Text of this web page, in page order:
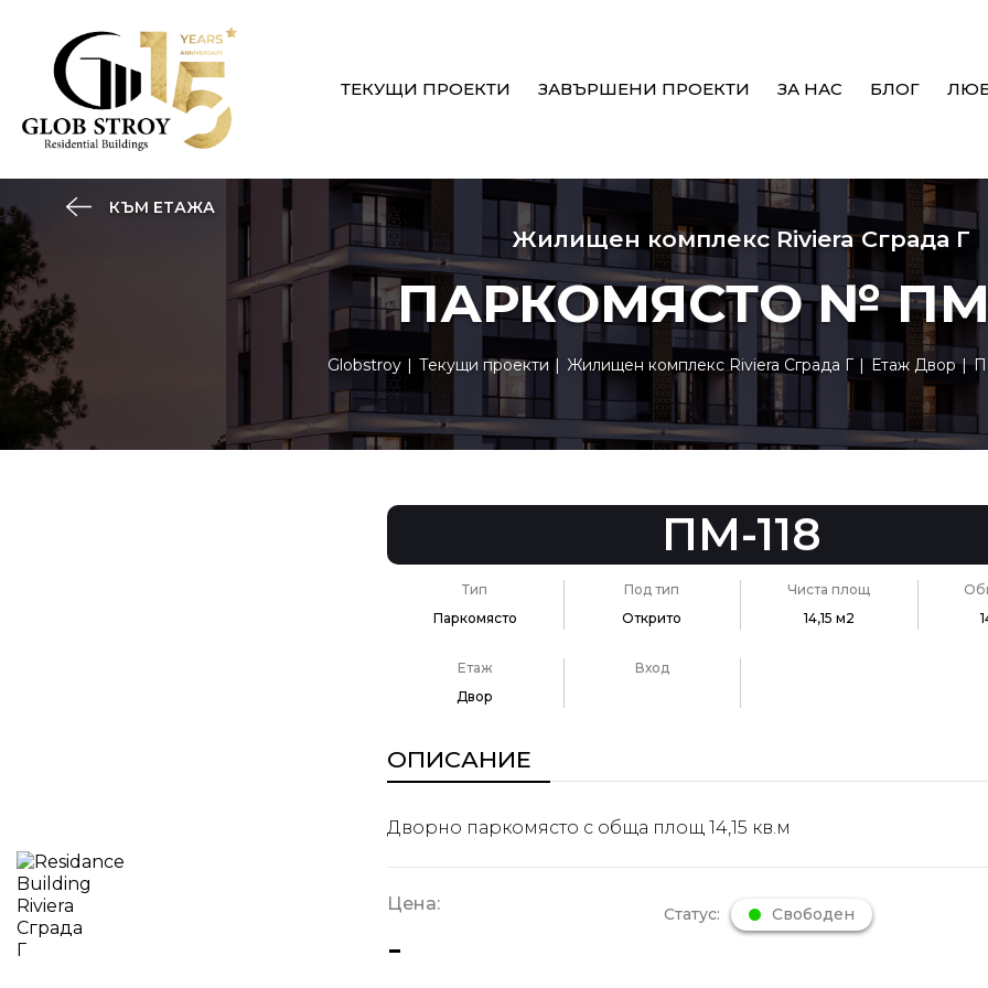
ТЕКУЩИ ПРОЕКТИ ЗАВЪРШЕНИ ПРОЕКТИ ЗА НАС БЛОГ
КЪМ ЕТАЖА
Жилищен комплекс Riviera Сграда Г
ПАРКОМЯСТО № ПМ-
Globstroy Текущи проекти Жилищен комплекс Riviera Сграда Г Етаж Двор
ПМ-118
Тип
Паркомясто
Под тип
Открито
Чиста площ
14,15 м2
Етаж
Двор
Вход
ОПИСАНИЕ
Дворно паркомясто с обща площ 14,15 кв.м
Цена:
-
Статус: Свободен